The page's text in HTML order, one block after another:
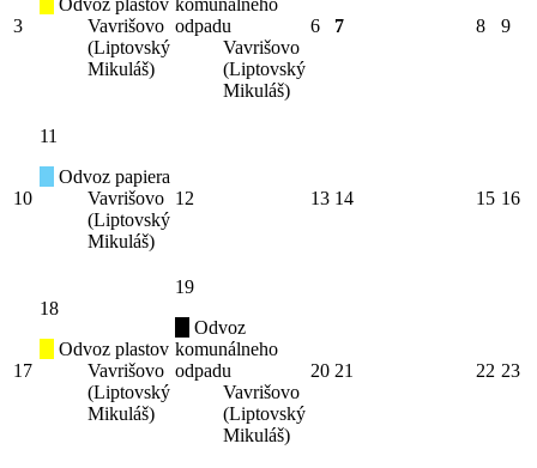
3
Odvoz plastov
Vavrišovo
(Liptovský
Mikuláš)
komunálneho
odpadu
Vavrišovo
(Liptovský
Mikuláš)
6 7 8 9
10
11
Odvoz papiera
Vavrišovo
(Liptovský
Mikuláš)
12 13 14 15 16
17
18
Odvoz plastov
Vavrišovo
(Liptovský
Mikuláš)
19
Odvoz
komunálneho
odpadu
Vavrišovo
(Liptovský
Mikuláš)
20 21 22 23